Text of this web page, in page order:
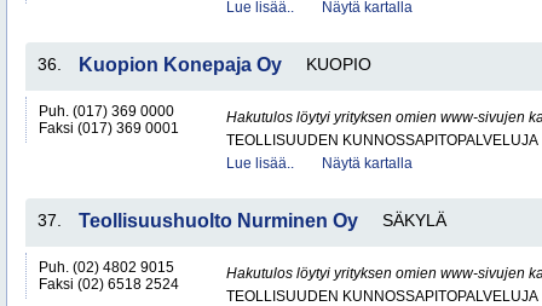
Lue lisää..
Näytä kartalla
36. Kuopion Konepaja Oy KUOPIO
Puh. (017) 369 0000
Faksi (017) 369 0001
Hakutulos löytyi yrityksen omien www-sivujen
TEOLLISUUDEN KUNNOSSAPITOPALVELUJA
Lue lisää..
Näytä kartalla
37. Teollisuushuolto Nurminen Oy SÄKYLÄ
Puh. (02) 4802 9015
Faksi (02) 6518 2524
Hakutulos löytyi yrityksen omien www-sivujen
TEOLLISUUDEN KUNNOSSAPITOPALVELUJA